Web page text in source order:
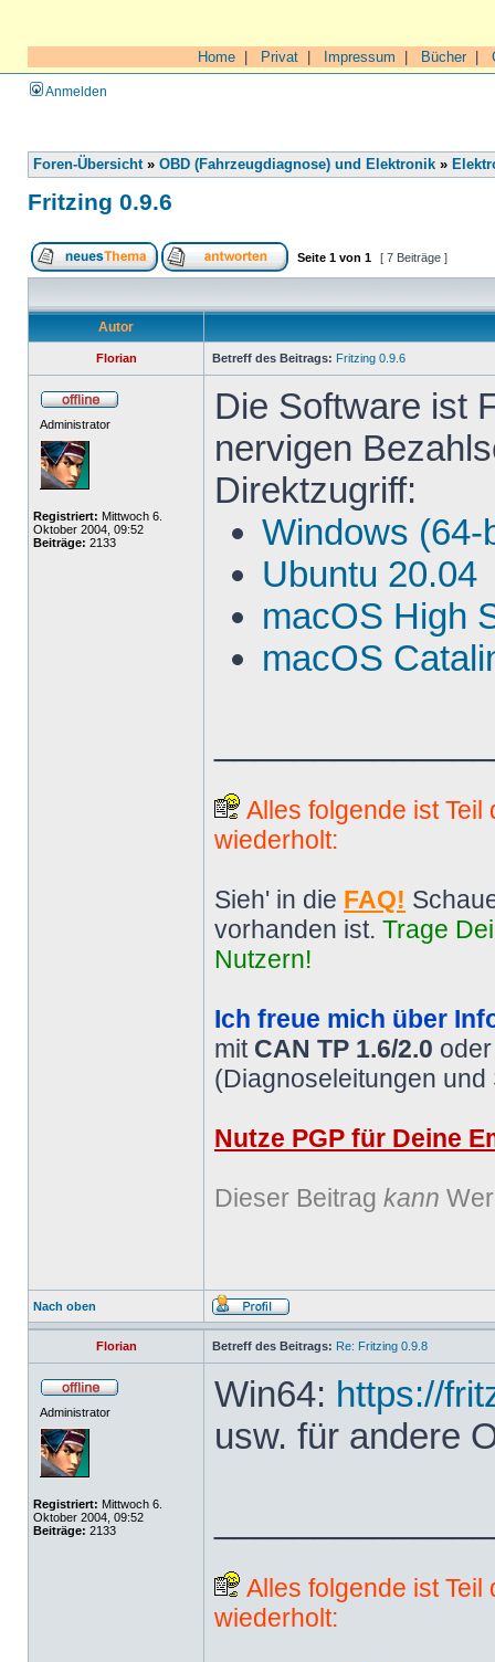
Home Privat Impressum Bücher|
Anmelden
Foren-Übersicht» OBD (Fahrzeugdiagnose) und Elektronik »
Fritzing 0.9.6
Seite 1 von 1 [ 7 Beiträge ]
Autor
Florian Betreff des Beitrags: Fritzing 0.9.6
Administrator
Registriert: Mittwoch 6.
Oktober 2004, 09:52
Beiträge: 2133
Die Software ist
nervigen
Direktzugriff:
Windows (64-
Ubuntu 20.04
macOS High
macOS
Alles folgende ist
wiederholt:
Sieh' in die FAQ!
vorhanden ist. Trage
Nutzern!
Ich freue mich über
mit CAN TP 1.6/2.0
(Diagnoseleitungen
Nutze PGP für Deine
Dieser Beitrag kann
Nach oben
Florian Betreff des Beitrags: Re: Fritzing 0.9.8
Administrator
Registriert: Mittwoch 6.
Oktober 2004, 09:52
Beiträge: 2133
Win64: https://
usw. für andere
Alles folgende ist
wiederholt: